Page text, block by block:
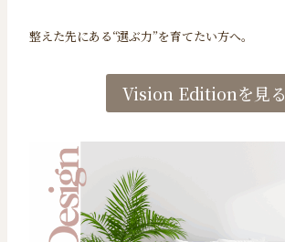
整えた先にある“選ぶ力”を育てたい方へ。
Vision Editionを見る